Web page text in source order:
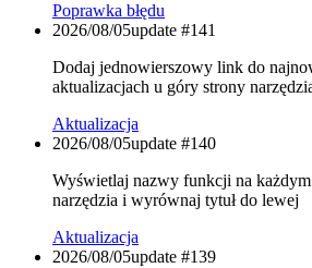
Poprawka błędu
2026/08/05update #141
Dodaj jednowierszowy link do
aktualizacjach u góry strony
Aktualizacja
2026/08/05update #140
Wyświetlaj nazwy funkcji na
narzędzia i wyrównaj tytuł do lewej
Aktualizacja
2026/08/05update #139